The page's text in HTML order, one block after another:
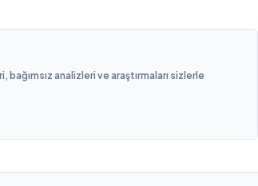
analizleri ve araştırmaları sizlerle